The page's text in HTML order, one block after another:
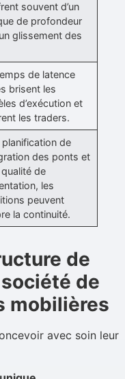
souvent d’un
de profondeur
glissement des
de latence
brisent les
d’exécution et
les traders.
planification de
des ponts et
de
les
peuvent
la continuité.
de
de
mobilières
avec soin leur